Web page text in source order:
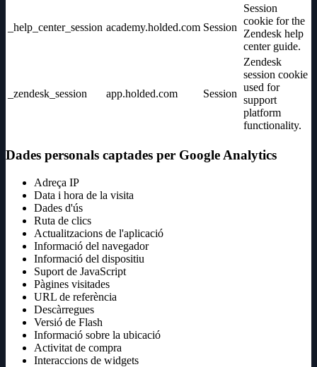
_help_center_session academy.holded.com Session
Session
cookie for the
Zendesk help
center guide.
_zendesk_session app.holded.com Session
Zendesk
session cookie
used for
support
platform
functionality.
Dades personals captades per Google Analytics
Adreça IP
Data i hora de la visita
Dades d'ús
Ruta de clics
Actualitzacions de l'aplicació
Informació del navegador
Informació del dispositiu
Suport de JavaScript
Pàgines visitades
URL de referència
Descàrregues
Versió de Flash
Informació sobre la ubicació
Activitat de compra
Interaccions de widgets